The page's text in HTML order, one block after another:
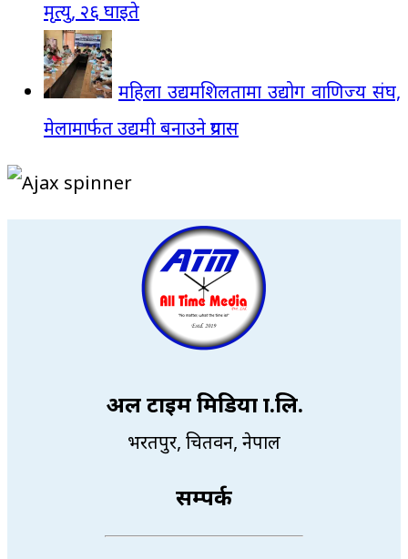
मृत्यु, २६ घाइते
महिला उद्यमशिलतामा उद्योग वाणिज्य संघ,
मेलामार्फत उद्यमी बनाउने प्रयास
अल टाइम मिडिया प्रा.लि.
भरतपुर, चितवन, नेपाल
सम्पर्क